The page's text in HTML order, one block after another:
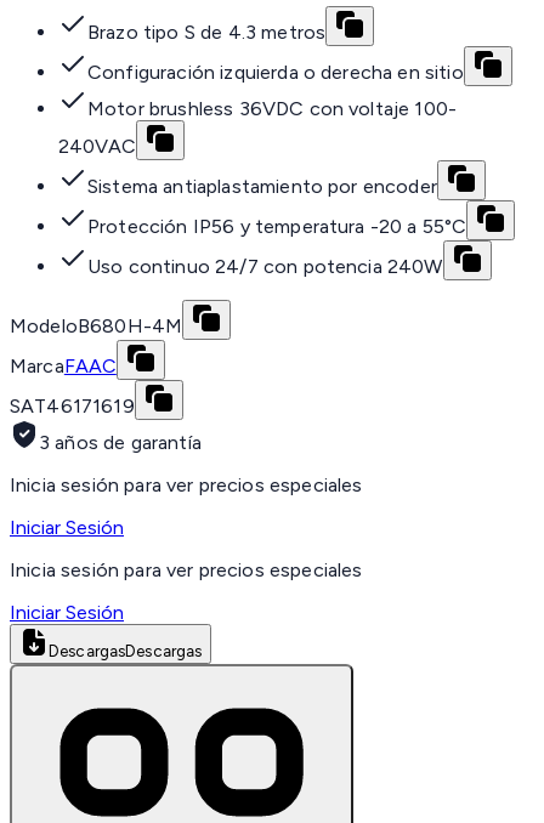
Brazo tipo S de 4.3 metros
Configuración izquierda o derecha en sitio
Motor brushless 36VDC con voltaje 100-
240VAC
Sistema antiaplastamiento por encoder
Protección IP56 y temperatura -20 a 55°C
Uso continuo 24/7 con potencia 240W
ModeloB680H-4M
MarcaFAAC
SAT46171619
3 años de garantía
Inicia sesión para ver precios especiales
Iniciar Sesión
Inicia sesión para ver precios especiales
Iniciar Sesión
DescargasDescargas